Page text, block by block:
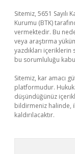
Sitemiz, 5651
Kurumu (BTK)
vermektedir. Bu
veya araştırma
yazdıkları
bu sorumluluğu
Sitemiz, kar amacı
platformudur.
düşündüğünüz
bildirmeniz halinde,
kaldırılacaktır.